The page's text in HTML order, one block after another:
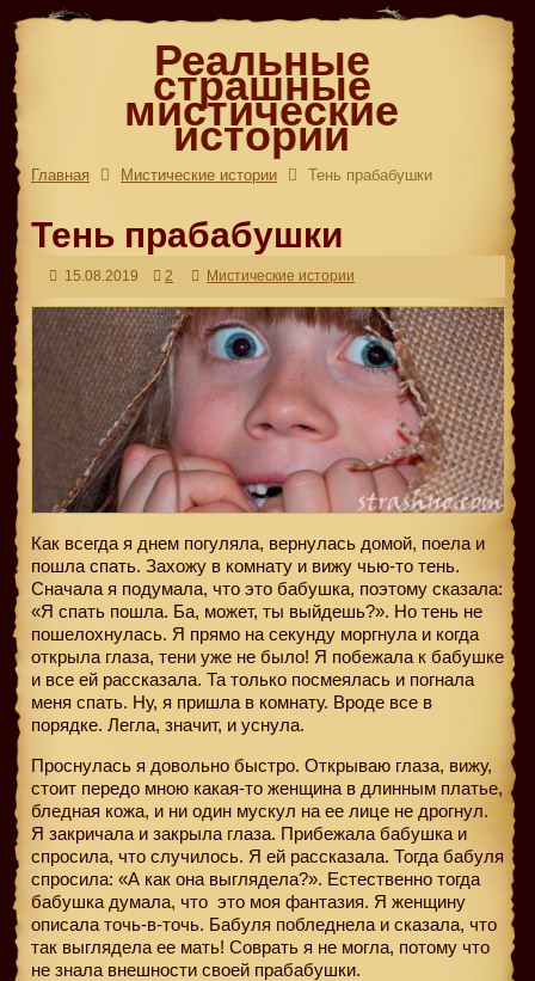
Реальные
страшные
мистические
истории
Главная Мистические истории Тень прабабушки
Тень прабабушки
15.08.2019 2 Мистические истории
Как всегда я днем погуляла, вернулась домой, поела и
пошла спать. Захожу в комнату и вижу чью-то тень.
Сначала я подумала, что это бабушка, поэтому сказала:
«Я спать пошла. Ба, может, ты выйдешь?». Но тень не
пошелохнулась. Я прямо на секунду моргнула и когда
открыла глаза, тени уже не было! Я побежала к бабушке
и все ей рассказала. Та только посмеялась и погнала
меня спать. Ну, я пришла в комнату. Вроде все в
порядке. Легла, значит, и уснула.
Проснулась я довольно быстро. Открываю глаза, вижу,
стоит передо мною какая-то женщина в длинным платье,
бледная кожа, и ни один мускул на ее лице не дрогнул.
Я закричала и закрыла глаза. Прибежала бабушка и
спросила, что случилось. Я ей рассказала. Тогда бабуля
спросила: «А как она выглядела?». Естественно тогда
бабушка думала, что это моя фантазия. Я женщину
описала точь-в-точь. Бабуля побледнела и сказала, что
так выглядела ее мать! Соврать я не могла, потому что
не знала внешности своей прабабушки.